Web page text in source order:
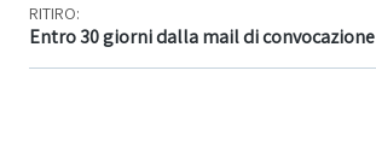
RITIRO:
Entro 30 giorni dalla mail di convocazione